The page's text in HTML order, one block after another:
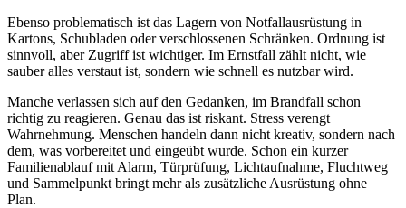
Ebenso problematisch ist das Lagern von Notfallausrüstung in
Kartons, Schubladen oder verschlossenen Schränken. Ordnung ist
sinnvoll, aber Zugriff ist wichtiger. Im Ernstfall zählt nicht, wie
sauber alles verstaut ist, sondern wie schnell es nutzbar wird.
Manche verlassen sich auf den Gedanken, im Brandfall schon
richtig zu reagieren. Genau das ist riskant. Stress verengt
Wahrnehmung. Menschen handeln dann nicht kreativ, sondern nach
dem, was vorbereitet und eingeübt wurde. Schon ein kurzer
Familienablauf mit Alarm, Türprüfung, Lichtaufnahme, Fluchtweg
und Sammelpunkt bringt mehr als zusätzliche Ausrüstung ohne
Plan.